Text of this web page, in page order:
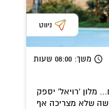
ניווט
משך: 08:00 שעות
מלון 'רויאל' יספק
שלא מצריכה אף